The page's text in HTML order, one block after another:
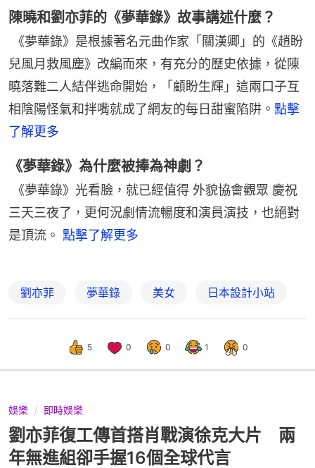
陳曉和劉亦菲的《夢華錄》故事講述什麼？
《夢華錄》是根據著名元曲作家「關漢卿」的《趙盼
兒風月救風塵》改編而來，有充分的歷史依據，從陳
曉落難二人結伴逃命開始，「顧盼生輝」這兩口子互
相陰陽怪氣和拌嘴就成了網友的每日甜蜜陷阱。 點擊
了解更多
《夢華錄》為什麼被捧為神劇？
《夢華錄》光看臉，就已經值得 外貌協會觀眾 慶祝
三天三夜了，更何況劇情流暢度和演員演技，也絕對
是頂流。 點擊了解更多
劉亦菲 夢華錄 美女 日本設計小站
5 0 0 1 0
娛樂 即時娛樂
劉亦菲復工傳首搭肖戰演徐克大片 兩
年無進組卻手握16個全球代言